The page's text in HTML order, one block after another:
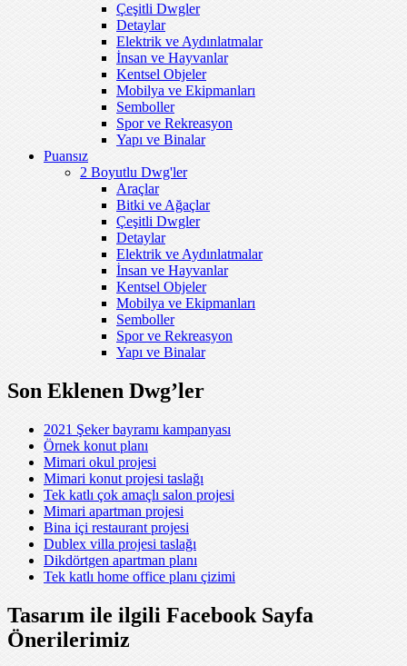
Çeşitli Dwgler
Detaylar
Elektrik ve Aydınlatmalar
İnsan ve Hayvanlar
Kentsel Objeler
Mobilya ve Ekipmanları
Semboller
Spor ve Rekreasyon
Yapı ve Binalar
Puansız
2 Boyutlu Dwg'ler
Araçlar
Bitki ve Ağaçlar
Çeşitli Dwgler
Detaylar
Elektrik ve Aydınlatmalar
İnsan ve Hayvanlar
Kentsel Objeler
Mobilya ve Ekipmanları
Semboller
Spor ve Rekreasyon
Yapı ve Binalar
Son Eklenen Dwg’ler
2021 Şeker bayramı kampanyası
Örnek konut planı
Mimari okul projesi
Mimari konut projesi taslağı
Tek katlı çok amaçlı salon projesi
Mimari apartman projesi
Bina içi restaurant projesi
Dublex villa projesi taslağı
Dikdörtgen apartman planı
Tek katlı home office planı çizimi
Tasarım ile ilgili Facebook Sayfa
Önerilerimiz